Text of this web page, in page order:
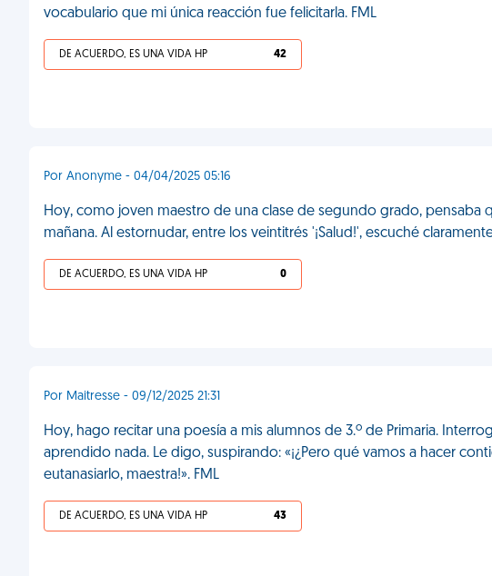
vocabulario que mi única reacción fue felicitarla. FML
DE ACUERDO, ES UNA VIDA HP 42
Por Anonyme - 04/04/2025 05:16
Hoy, como joven maestro de una clase de segundo grado, pensaba
mañana. Al estornudar, entre los veintitrés '¡Salud!', escuché
DE ACUERDO, ES UNA VIDA HP 0
Por Maitresse - 09/12/2025 21:31
Hoy, hago recitar una poesía a mis alumnos de 3.º de Primaria.
aprendido nada. Le digo, suspirando: «¡¿Pero qué vamos a hacer
eutanasiarlo, maestra!». FML
DE ACUERDO, ES UNA VIDA HP 43